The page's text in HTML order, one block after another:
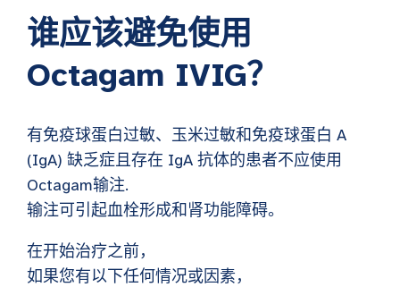
谁应该避免使用
Octagam IVIG？
有免疫球蛋白过敏、玉米过敏和免疫球蛋白 A
(IgA) 缺乏症且存在 IgA 抗体的患者不应使用
Octagam输注.
输注可引起血栓形成和肾功能障碍。
在开始治疗之前，
如果您有以下任何情况或因素，